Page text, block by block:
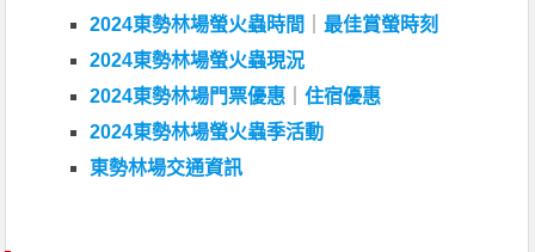
2024東勢林場螢火蟲時間
最佳賞螢時刻
2024東勢林場螢火蟲現況
2024東勢林場門票優惠 ｜住宿優惠
2024東勢林場螢火蟲季活動
東勢林場交通資訊